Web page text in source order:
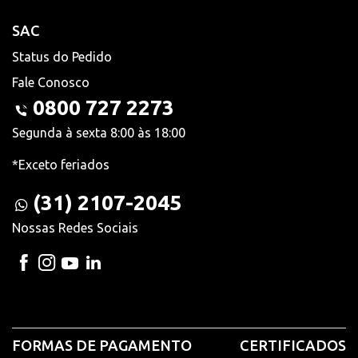
SAC
Status do Pedido
Fale Conosco
0800 727 2273
Segunda à sexta 8:00 às 18:00
*Exceto feriados
(31) 2107-2045
Nossas Redes Sociais
FORMAS DE PAGAMENTO CERTIFICADOS